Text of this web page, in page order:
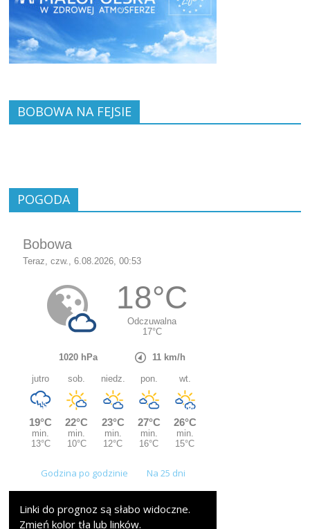
BOBOWA NA FEJSIE
POGODA
Godzina po godzinie Na 25 dni
Linki do prognoz są słabo widoczne.
Zmień kolor tła lub linków.